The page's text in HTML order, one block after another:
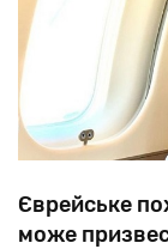
Єврейське
може